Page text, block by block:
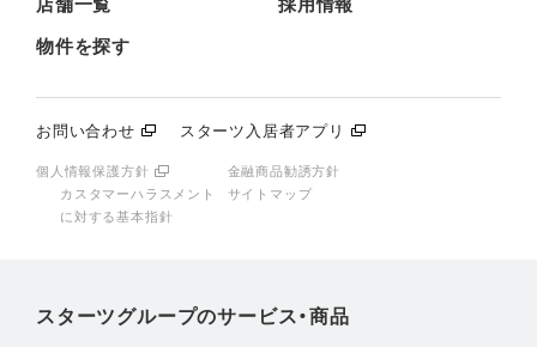
物件を探す
お問い合わせ スターツ入居者アプリ
個人情報保護方針
金融商品勧誘方針
カスタマーハラスメント
に対する基本指針
サイトマップ
スターツグループのサービス・商品